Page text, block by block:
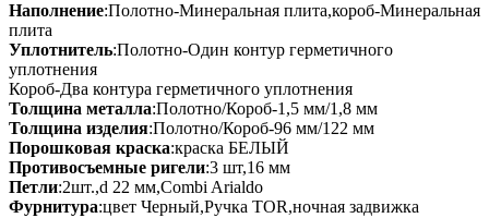
Наполнение:Полотно-Минеральная плита,короб-Минеральная
плита
Уплотнитель:Полотно-Один контур герметичного
уплотнения
Короб-Два контура герметичного уплотнения
Толщина металла:Полотно/Короб-1,5 мм/1,8 мм
Толщина изделия:Полотно/Короб-96 мм/122 мм
Порошковая краска:краска БЕЛЫЙ
Противосъемные ригели:3 шт,16 мм
Петли:2шт.,d 22 мм,Combi Arialdo
Фурнитура:цвет Черный,Ручка TOR,ночная задвижка